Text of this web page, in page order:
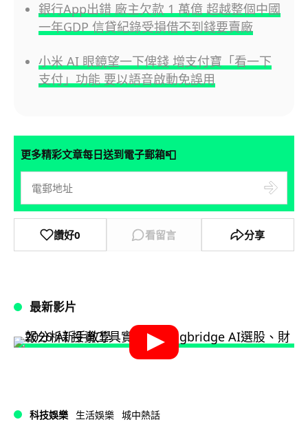
銀行App出錯 廠主欠款 1 萬億 超越整個中國
一年GDP 信貸紀錄受損借不到錢要賣廠
小米 AI 眼鏡望一下俾錢 增支付寶「看一下
支付」功能 要以語音啟動免誤用
更多精彩文章每日送到電子郵箱📮
讚好0 看留言 分享
最新影片
科技娛樂 生活娛樂 城中熱話